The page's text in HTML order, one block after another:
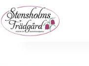
to
content